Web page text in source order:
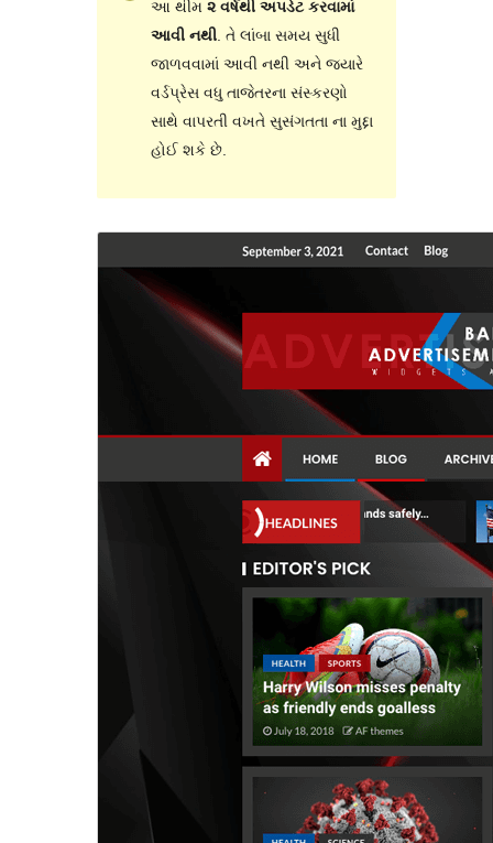
આ થીમ ૨ વર્ષથી અપડેટ કરવામાં
આવી નથી. તે લાંબા સમય સુધી
જાળવવામાં આવી નથી અને જ્યારે
વર્ડપ્રેસ વધુ તાજેતરના સંસ્કરણો
સાથે વાપરતી વખતે સુસંગતતા ના મુદ્દા
હોઈ શકે છે.